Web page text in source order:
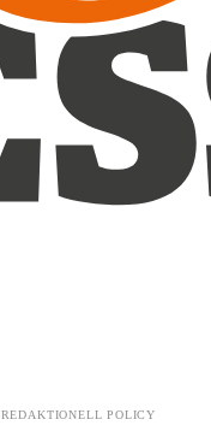
REDAKTIONELL POLICY